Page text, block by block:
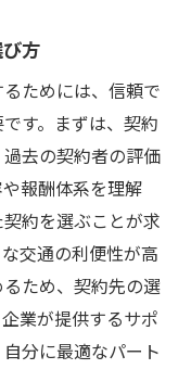
方
ためには、信頼で
す。まずは、契約
去の契約者の評価
報酬体系を理解
約を選ぶことが求
交通の利便性が高
ため、契約先の選
業が提供するサポ
分に最適なパート